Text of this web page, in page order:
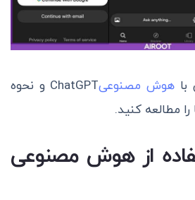
هوش مصنوعی
ChatGPT و نحوه
را مطالعه کنید.
از هوش مصنوعی